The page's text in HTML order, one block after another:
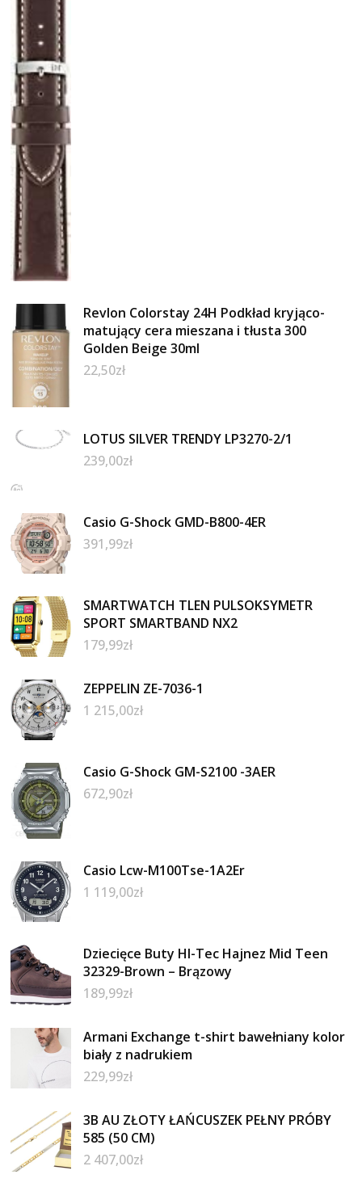
Revlon Colorstay 24H Podkład kryjąco-
matujący cera mieszana i tłusta 300
Golden Beige 30ml
22,50zł
LOTUS SILVER TRENDY LP3270-2/1
239,00zł
Casio G-Shock GMD-B800-4ER
391,99zł
SMARTWATCH TLEN PULSOKSYMETR
SPORT SMARTBAND NX2
179,99zł
ZEPPELIN ZE-7036-1
1 215,00zł
Casio G-Shock GM-S2100 -3AER
672,90zł
Casio Lcw-M100Tse-1A2Er
1 119,00zł
Dziecięce Buty HI-Tec Hajnez Mid Teen
32329-Brown – Brązowy
189,99zł
Armani Exchange t-shirt bawełniany kolor
biały z nadrukiem
229,99zł
3B AU ZŁOTY ŁAŃCUSZEK PEŁNY PRÓBY
585 (50 CM)
2 407,00zł